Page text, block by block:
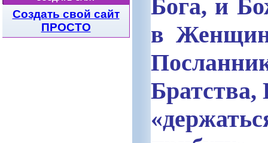
Создать свой сайт
ПРОСТО
Бога, и
в
Братства,